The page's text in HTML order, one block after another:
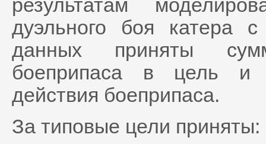
результатам
дуэльного боя катера
данных приняты
боеприпаса в цель и
действия боеприпаса.
За типовые цели приняты: